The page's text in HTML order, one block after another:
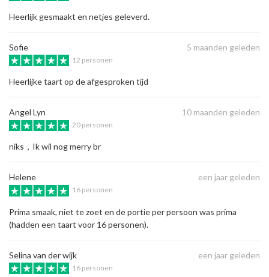
Heerlijk gesmaakt en netjes geleverd.
Sofie 5 maanden geleden
12 personen
Heerlijke taart op de afgesproken tijd
Angel Lyn 10 maanden geleden
20 personen
niks，Ik wil nog merry br
Helene een jaar geleden
16 personen
Prima smaak, niet te zoet en de portie per persoon was prima
(hadden een taart voor 16 personen).
Selina van der wijk een jaar geleden
16 personen